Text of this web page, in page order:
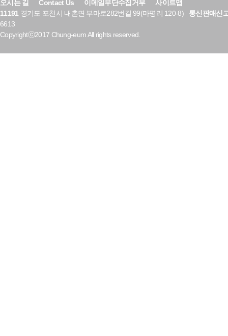
오시는 길 Contact Us 이메일무단수집거부
사이트맵
11191 경기도 포천시 내촌면 부마로282번길 99(마명리 120-8)
통신판매신
6613
Copyrightⓒ2017 Chung-eum All rights reserved.